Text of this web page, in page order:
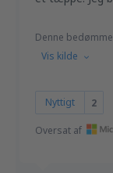
Denne
Vis kilde
Nyttigt 2
Oversat af